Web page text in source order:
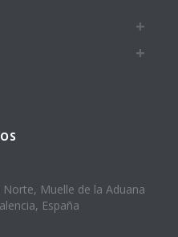
Muelle de la Aduana
España